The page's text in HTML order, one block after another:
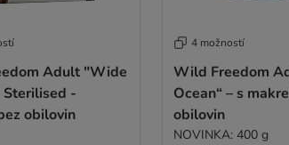
Adult "Wide
Sterilised -
obilovin
4 možností
Wild Freedom
Ocean“ – s
obilovin
NOVINKA: 400 g